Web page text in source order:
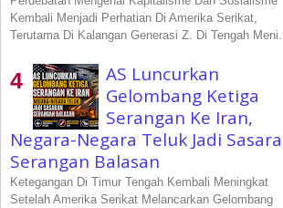
Kembali Menjadi Perhatian Di Amerika Serikat,
Terutama Di Kalangan Generasi Z. Di Tengah Meni...
AS Luncurkan
Gelombang Ketiga
Serangan Ke Iran,
Negara-Negara Teluk Jadi
Serangan Balasan
Ketegangan Di Timur Tengah Kembali Meningkat
Setelah Amerika Serikat Melancarkan Gelombang